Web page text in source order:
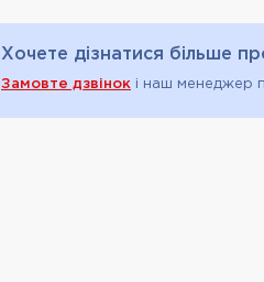
Хочете дізнатися більше
Замовте дзвінок і наш менеджер